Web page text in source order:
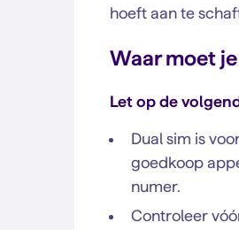
hoeft aan te
Waar moet
Let op de
Dual sim is
goedkoop
numer.
Controleer